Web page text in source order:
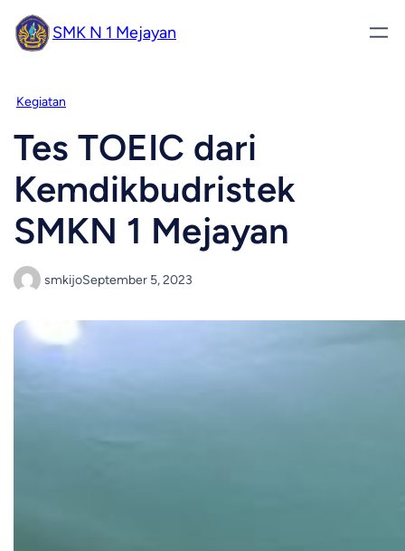
SMK N 1 Mejayan
Kegiatan
Tes TOEIC dari
Kemdikbudristek
SMKN 1 Mejayan
smkijoSeptember 5, 2023